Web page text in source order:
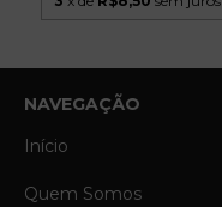
NAVEGAÇÃO
Início
Quem Somos